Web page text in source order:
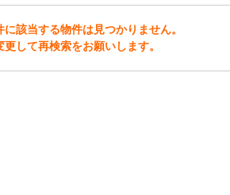
に該当する物件は見つかりません。
更して再検索をお願いします。